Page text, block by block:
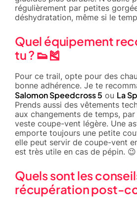
régulièrement par petites
déshydratation, même si le
Quel équipement
tu ? 👟🎽
Pour ce trail, opte pour des
bonne adhérence. Je te
Salomon Speedcross 5 ou La
Prends aussi des vêtements
aux changements de temps,
veste coupe-vent légère. Une
emporte toujours une petite
elle peut servir de coupe-vent
est très utile en cas de pépin. 😉
Quels sont les
récupération post-